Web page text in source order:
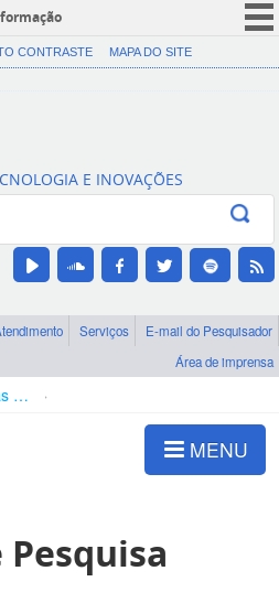
CORONAVÍRUS (COVID-19)
Canais
CONTRASTE MAPA DO SITE
E INOVAÇÕES
Serviços
E-mail do Pesquisador
Área de imprensa
Bolsas e Auxílios Vigentes
MENU